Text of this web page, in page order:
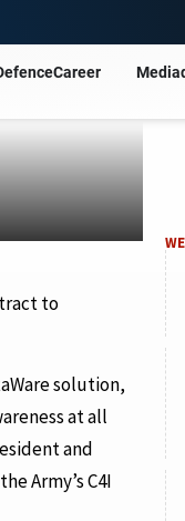
to
solution,
at all
and
Army’s C4I